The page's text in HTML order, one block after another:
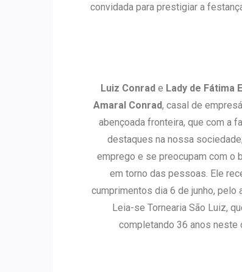
convidada para prestigiar a
Luiz Conrad e Lady de Fátima
Amaral Conrad, casal de
abençoada fronteira, que com a
destaques na nossa
emprego e se preocupam com o
em torno das pessoas. Ele
cumprimentos dia 6 de junho, pelo
Leia-se Tornearia São Luiz,
completando 36 anos neste